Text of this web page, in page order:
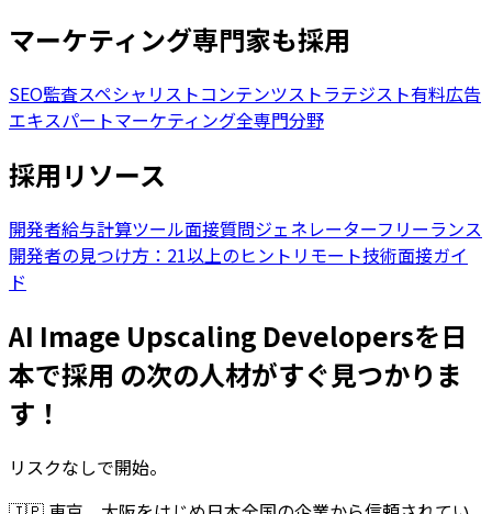
マーケティング専門家も採用
SEO監査スペシャリストコンテンツストラテジスト有料広告
エキスパートマーケティング全専門分野
採用リソース
開発者給与計算ツール面接質問ジェネレーターフリーランス
開発者の見つけ方：21以上のヒント リモート技術面接ガイ
ド
AI Image Upscaling Developersを日
本で採用 の次の人材がすぐ見つかりま
す！
リスクなしで開始。